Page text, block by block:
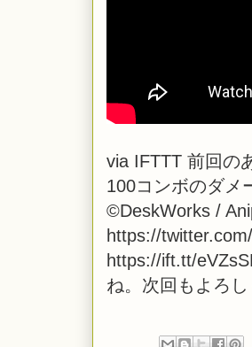
via IFTTT前回の
100コンボのダメ
©DeskWorks /
https://
https://ift.tt/
ね。次回もよろ